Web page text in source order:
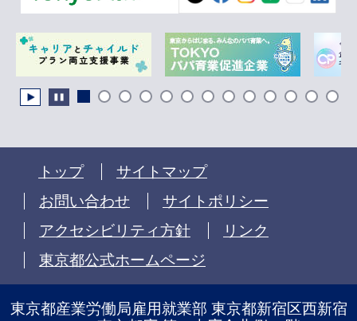
トップ
サイトマップ
お問い合わせ
サイトポリシー
アクセシビリティ方針
リンク
東京都公式ホームページ
東京都産業労働局雇用就業部 東京都新宿区西新宿